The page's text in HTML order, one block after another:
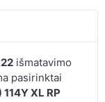
išmatavimo
pasirinktai
XL RP